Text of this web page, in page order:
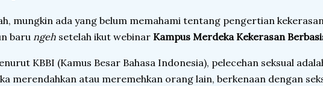
mungkin ada yang belum memahami tentang pengertian kekerasan
baru ngeh setelah ikut webinar Kampus Merdeka Kekerasan
KBBI (Kamus Besar Bahasa Indonesia), pelecehan seksual
merendahkan atau meremehkan orang lain, berkenaan dengan